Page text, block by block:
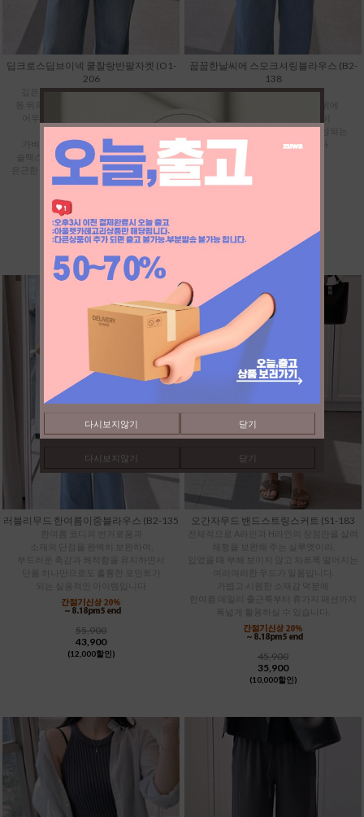
딥크로스딥브이넥 쿨찰랑반팔자켓 (O1-
206
깊은 브이넥이 시선을 분산시켜 주고
어우러져서 미운 뱃살까지 납작하고
예쁘게 커버해 줍니다.
가벼운 나시에 하이웨스트 청바지나
슬랙스만 매치해도 옆구리 트임 사이로
은근한 포인트를 주어 전혀 뻔하지 않아요
76,700
(20,000할인)
꿉꿉한날씨에 스모크셔링블라우스 (B2-
138
극강으로 더운 날씨에도
쿨찰랑 학다리 슬랙스나 데님 위에
단정하고 시원한 만능 코디가 완성되는
최고의 데일리 아이템입니다
러블리무드 한여름이중블라우스 (B2-135
한여름 코디의 번거로움과
소재의 단점을 완벽히 보완하여,
부드러운 촉감과 쾌적함을 유지하면서
55,900
43,900
(12,000할인)
오간자무드 밴드스트링스커트 (S1-183
전체적으로 A라인과 H라인의 장점만을 살려
체형을 보완해 주는 실루엣이라,
가볍고 시원한 소재감 덕분에
한여름 데일리 출근룩부터 휴가지 패션까지
폭넓게 활용하실 수 있습니다.
45,900
35,900
(10,000할인)
다시보지않기 닫기
다시보지않기 닫기